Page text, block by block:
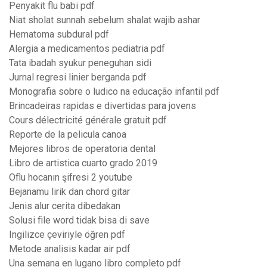
Penyakit flu babi pdf
Niat sholat sunnah sebelum shalat wajib ashar
Hematoma subdural pdf
Alergia a medicamentos pediatria pdf
Tata ibadah syukur peneguhan sidi
Jurnal regresi linier berganda pdf
Monografia sobre o ludico na educação infantil pdf
Brincadeiras rapidas e divertidas para jovens
Cours délectricité générale gratuit pdf
Reporte de la pelicula canoa
Mejores libros de operatoria dental
Libro de artistica cuarto grado 2019
Oflu hocanın şifresi 2 youtube
Bejanamu lirik dan chord gitar
Jenis alur cerita dibedakan
Solusi file word tidak bisa di save
Ingilizce çeviriyle öğren pdf
Metode analisis kadar air pdf
Una semana en lugano libro completo pdf